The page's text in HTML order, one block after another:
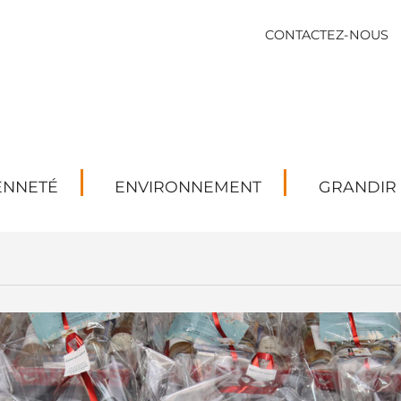
CONTACTEZ-NOUS
ENVIRONNEMENT GRANDIR